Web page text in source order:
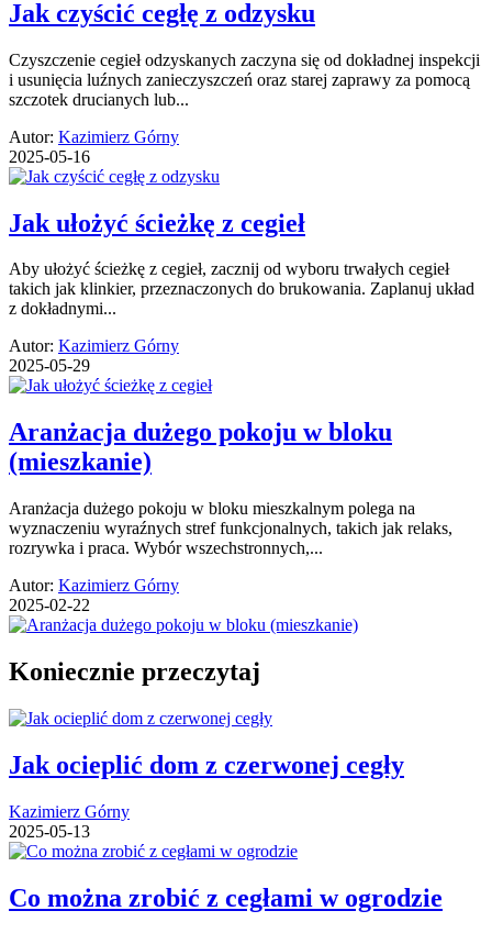
Jak czyścić cegłę z odzysku
Czyszczenie cegieł odzyskanych zaczyna się od dokładnej inspekcji
i usunięcia luźnych zanieczyszczeń oraz starej zaprawy za pomocą
szczotek drucianych lub...
Autor: Kazimierz Górny
2025-05-16
Jak ułożyć ścieżkę z cegieł
Aby ułożyć ścieżkę z cegieł, zacznij od wyboru trwałych cegieł
takich jak klinkier, przeznaczonych do brukowania. Zaplanuj układ
z dokładnymi...
Autor: Kazimierz Górny
2025-05-29
Aranżacja dużego pokoju w bloku
(mieszkanie)
Aranżacja dużego pokoju w bloku mieszkalnym polega na
wyznaczeniu wyraźnych stref funkcjonalnych, takich jak relaks,
rozrywka i praca. Wybór wszechstronnych,...
Autor: Kazimierz Górny
2025-02-22
Koniecznie przeczytaj
Jak ocieplić dom z czerwonej cegły
Kazimierz Górny
2025-05-13
Co można zrobić z cegłami w ogrodzie